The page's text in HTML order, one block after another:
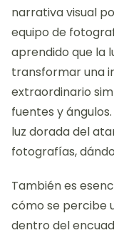
narrativa visual
equipo de
aprendido que la
transformar una
extraordinario
fuentes y
luz dorada del
fotografías,
También es
cómo se percibe
dentro del